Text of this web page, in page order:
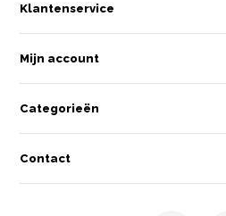
Klantenservice
Mijn account
Categorieën
Contact